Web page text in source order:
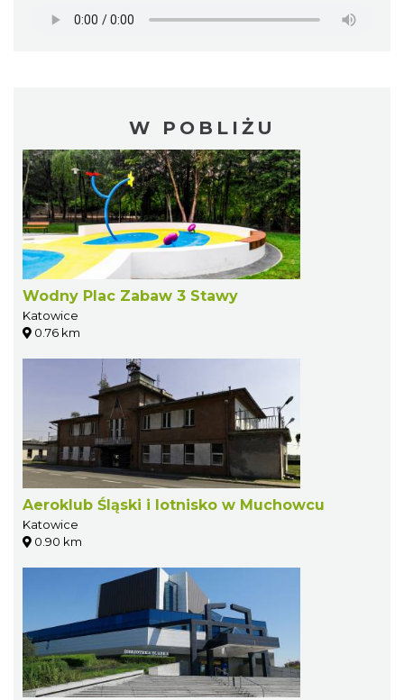
W POBLIŻU
Wodny Plac Zabaw 3 Stawy
Katowice
0.76 km
Aeroklub Śląski i lotnisko w Muchowcu
Katowice
0.90 km